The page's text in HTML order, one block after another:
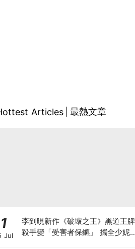
Articles 最熱文章
1
Jul
李到晛新作《破壞之王》黑道王牌
殺手變「受害者保鑣」 攜全少妮&